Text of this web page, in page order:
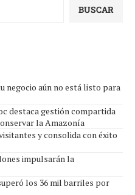
BUSCAR
negocio aún no está listo para
destaca gestión compartida
la Amazonía
y consolida con éxito
impulsarán la
los 36 mil barriles por